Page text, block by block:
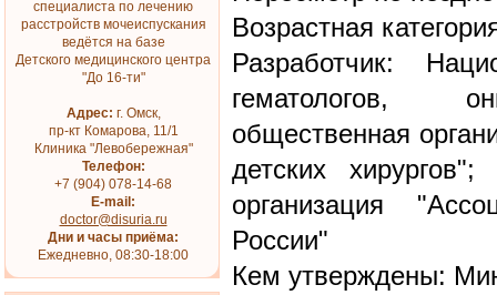
специалиста по лечению
расстройств мочеиспускания
ведётся на базе
Детского медицинского центра
"До 16-ти"
Адрес: г. Омск,
пр-кт Комарова, 11/1
Клиника "Левобережная"
Телефон:
+7 (904) 078-14-68
E-mail:
doctor@disuria.ru
Дни и часы приёма:
Ежедневно, 08:30-18:00
Возрастная
Разработчик:
гематологов,
общественная
детских
организация
России"
Кем утверждены: